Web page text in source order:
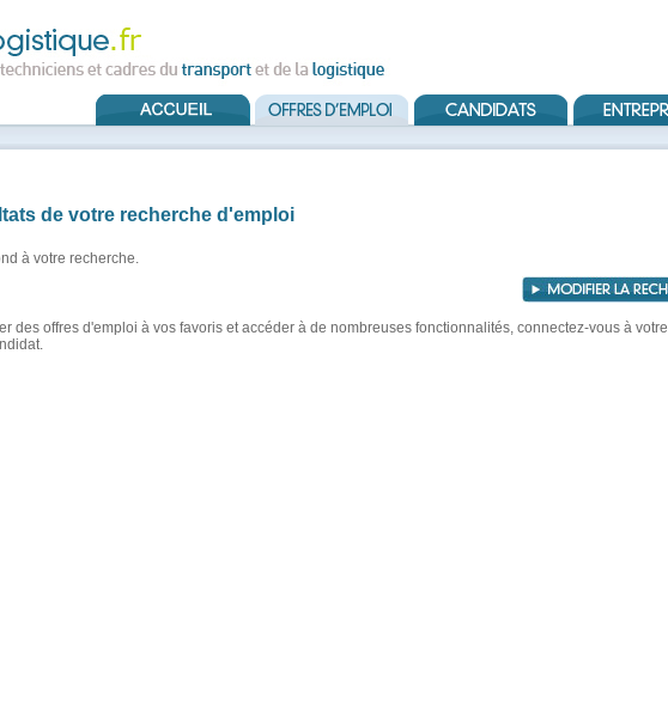
de votre recherche d'emploi
à votre recherche.
des offres d'emploi à vos favoris et accéder à de nombreuses fonctionnalités, connectez-vous à votre